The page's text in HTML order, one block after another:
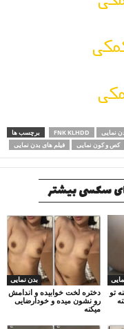
برچسب ها FNK KLHDD نمایی
فیلم های بدن نمایی
کص و کون نمایی
سکسی بیشتر
بدن نمایی
دختره لخت خوابیده و اندامش
رو نشون میده و خودارضایی
میکنه
تو